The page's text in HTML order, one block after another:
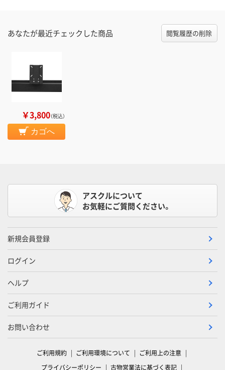
あなたが最近チェックした商品 閲覧履歴の削除
￥3,800（税込）
カゴへ
アスクルについて
お気軽にご質問ください。
新規会員登録
ログイン
ヘルプ
ご利用ガイド
お問い合わせ
ご利用規約 ご利用環境について
ご利用上の注意
プライバシーポリシー
古物営業法に基づく表記